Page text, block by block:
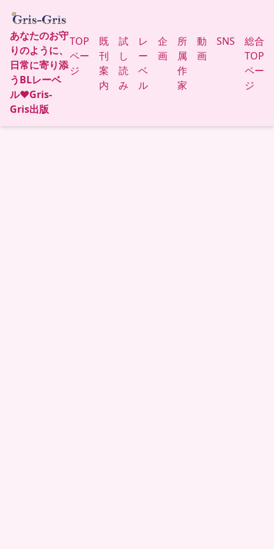
あなたのお守
りのように、
日常に寄り添
うBLレーベ
ル♥Gris-
Gris出版
TOP
ペー
ジ
既
刊
案
内
試
し
読
み
レ
ー
ベ
ル
企
画
所
属
作
家
動
画
SNS
総合
TOP
ペー
ジ